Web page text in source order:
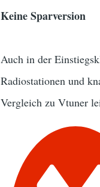
Keine Sparversion
Auch in der
Radiostationen und
Vergleich zu Vtuner